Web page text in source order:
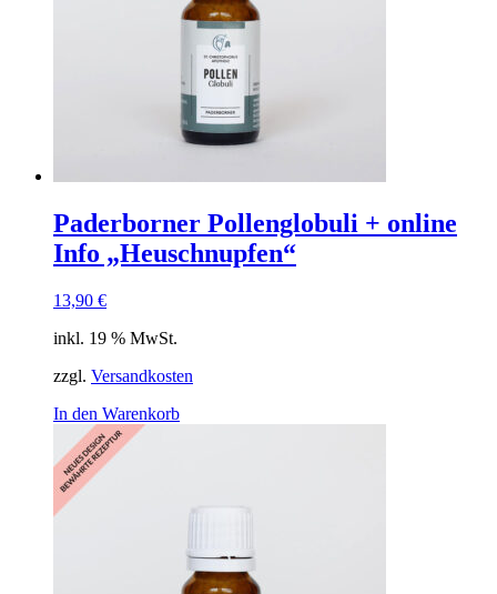
Paderborner Pollenglobuli + online
Info „Heuschnupfen“
13,90 €
inkl. 19 % MwSt.
zzgl. Versandkosten
In den Warenkorb